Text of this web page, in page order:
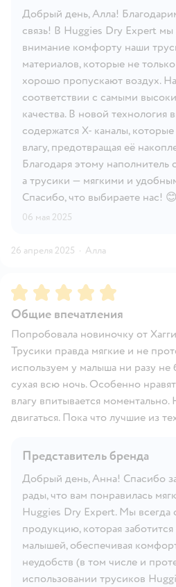
Добрый день, Алла!
связь! В Huggies Dry Expert
внимание комфорту наши
материалов, которые не
хорошо пропускают воздух.
соответствии с самыми
качества. В новой технология
содержатся X- каналы,
влагу, предотвращая её
Благодаря этому наполнитель
а трусики — мягкими и
Спасибо, что выбираете нас!
06 мая 2025
26 апреля 2025 · Алла
Рейтинг:5
Общие впечатления
Попробовала новиночку от
Трусики правда мягкие и не
используем у малыша ни разу не
сухая всю ночь. Особенно
влагу впитывается
двигаться. Пока что лучшие из
Представитель бренда
Добрый день, Анна! Спасибо
рады, что вам понравилась
Huggies Dry Expert. Мы всегда
продукцию, которая
малышей, обеспечивая
неудобств (в том числе и
использовании трусиков